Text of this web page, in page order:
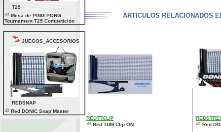
T25
Mesa de PING PONG
Tournament T25 Competición
JUEGOS_ACCESORIOS
REDSNAP
Red DONIC Snap Master
ARTICULOS RELACIONADOS
REDTTCLIP
Red TDM Clip ON
Red